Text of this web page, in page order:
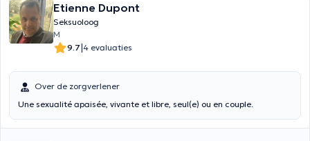
Etienne Dupont
Seksuoloog
M
9.7|4 evaluaties
Over de zorgverlener
Une sexualité apaisée, vivante et libre, seul(e) ou en couple.